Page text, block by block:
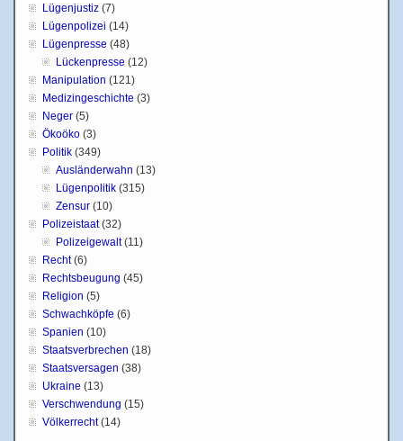
Lügenjustiz (7)
Lügenpolizei (14)
Lügenpresse (48)
Lückenpresse (12)
Manipulation (121)
Medizingeschichte (3)
Neger (5)
Ökoöko (3)
Politik (349)
Ausländerwahn (13)
Lügenpolitik (315)
Zensur (10)
Polizeistaat(32)
Polizeigewalt(11)
Recht(6)
Rechtsbeugung (45)
Religion (5)
Schwachköpfe (6)
Spanien (10)
Staatsverbrechen (18)
Staatsversagen (38)
Ukraine (13)
Verschwendung (15)
Völkerrecht(14)